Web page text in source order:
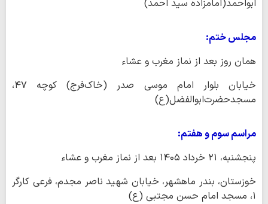
ابواحمد(امامزاده سید احمد)
مجلس ختم:
همان روز بعد از نماز مغرب و عشاء
خیابان بلوار امام موسی صدر (خاک‌فرج) کوچه ۴۷،
مسجدحضرت‌ابوالفضل(ع)
مراسم سوم و هفتم:
پنجشنبه، ۲۱ خرداد ۱۴۰۵ بعد از نماز مغرب و عشاء
خوزستان، بندر ماهشهر، خیابان شهید ناصر مجدم، فرعی کارگر
۱، مسجد امام حسن مجتبی (ع)